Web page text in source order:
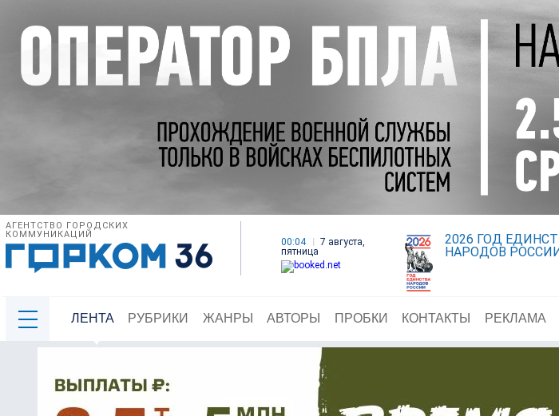
АГЕНТСТВО ГОРОДСКИХ
КОММУНИКАЦИЙ
00:04
7 августа,
пятница
2026 ГОД
НАРОДОВ
ЛЕНТА РУБРИКИ ЖАНРЫ АВТОРЫ ПРОБКИ КОНТАКТЫ РЕКЛАМА